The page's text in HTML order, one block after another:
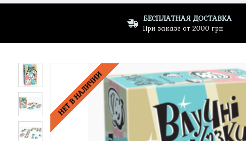
БЕСПЛАТНАЯ ДОСТАВКА
При заказе от 2000 грн
НЕТ В НАЛИЧИИ